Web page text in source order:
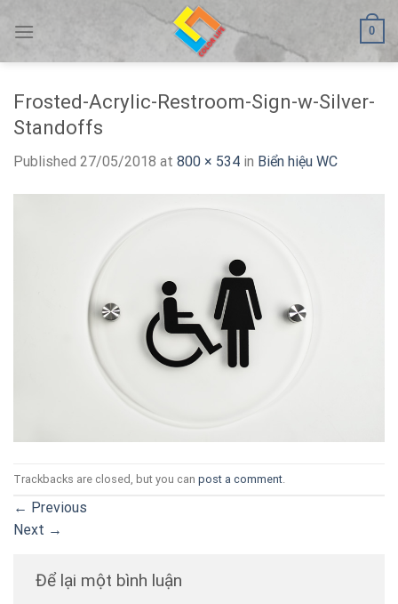
0
Frosted-Acrylic-Restroom-Sign-w-Silver-
Standoffs
Published 27/05/2018 at 800 × 534 in Biển hiệu WC
Trackbacks are closed, but you can post a comment
← Previous
Next →
Để lại một bình luận